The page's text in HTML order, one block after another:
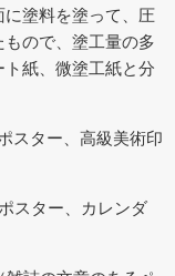
塗料を塗って、圧
ので、塗工量の多
紙、微塗工紙と分
スター、高級美術印
スター、カレンダ